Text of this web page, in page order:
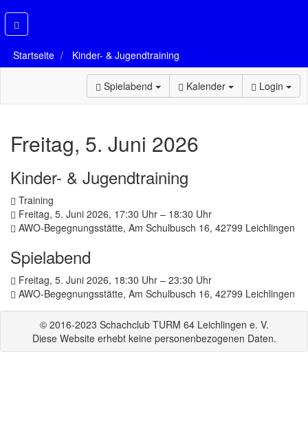
Startseite Kinder- & Jugendtraining
Spielabend Kalender Login
Freitag, 5. Juni 2026
Kinder- & Jugendtraining
Training
Freitag, 5. Juni 2026, 17:30 Uhr – 18:30 Uhr
AWO-Begegnungsstätte, Am Schulbusch 16, 42799 Leichlingen
Spielabend
Freitag, 5. Juni 2026, 18:30 Uhr – 23:30 Uhr
AWO-Begegnungsstätte, Am Schulbusch 16, 42799 Leichlingen
© 2016-2023 Schachclub TURM 64 Leichlingen e. V.
Diese Website erhebt keine personenbezogenen Daten.